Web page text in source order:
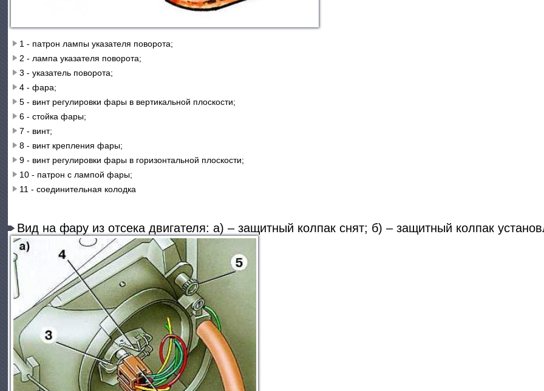
1 - патрон лампы указателя поворота;
2 - лампа указателя поворота;
3 - указатель поворота;
4 - фара;
5 - винт регулировки фары в вертикальной плоскости;
6 - стойка фары;
7 - винт;
8 - винт крепления фары;
9 - винт регулировки фары в горизонтальной плоскости;
10 - патрон с лампой фары;
11 - соединительная колодка
Вид на фару из отсека двигателя: а) – защитный колпак снят; б) – защитный колпак